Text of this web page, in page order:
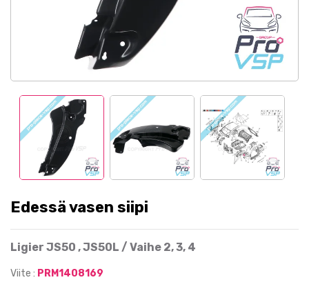
Edessä vasen siipi
Ligier JS50 , JS50L / Vaihe 2, 3, 4
Viite : PRM1408169